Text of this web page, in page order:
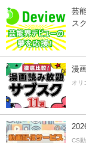
芸
ス
漫
オリ
CS